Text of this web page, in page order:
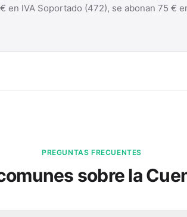
en IVA Soportado (472), se abonan 75 €
PREGUNTAS FRECUENTES
sobre la